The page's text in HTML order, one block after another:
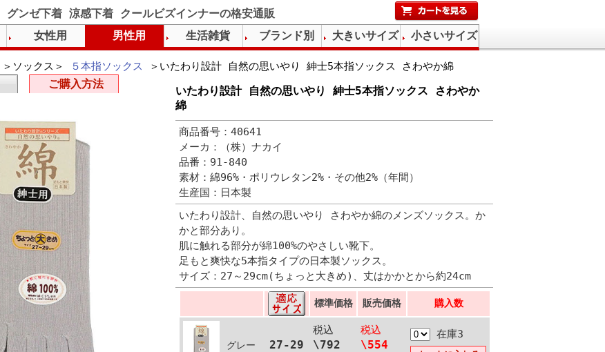
グンゼ下着 涼感下着 クールビズインナーの格安通販
＞ソックス＞ ５本指ソックス ＞いたわり設計 自然の思いやり 紳士5本指ソックス さわやか綿
いたわり設計 自然の思いやり 紳士5本指ソックス さわやか
綿
商品番号：40641
メーカ：（株）ナカイ
品番：91-840
素材：綿96%・ポリウレタン2%・その他2%（年間）
生産国：日本製
いたわり設計、自然の思いやり さわやか綿のメンズソックス。か
かと部分あり。
肌に触れる部分が綿100%のやさしい靴下。
足もと爽快な5本指タイプの日本製ソックス。
サイズ：27～29cm(ちょっと大きめ)、丈はかかとから約24cm
標準価格 販売価格 購入数
グレー 27-29
税込
\792
税込
\554
在庫3
ご購入方法
女性用 男性用 生活雑貨 ブランド別 大きいサイズ 小さいサイズ